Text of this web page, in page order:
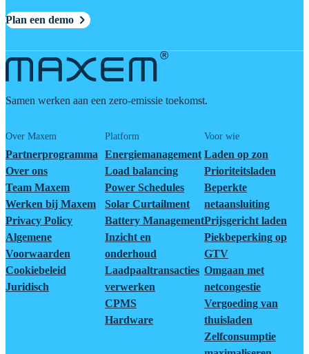
Plan een demo
Samen werken aan een zero-emissie toekomst.
Over Maxem
Partnerprogramma
Over ons
Team Maxem
Werken bij Maxem
Privacy Policy
Algemene
Voorwaarden
Cookiebeleid
Juridisch
Platform
Energiemanagement
Load balancing
Power Schedules
Solar Curtailment
Battery Management
Inzicht en
onderhoud
Laadpaaltransacties
verwerken
CPMS
Hardware
Voor wie
Laden op zon
Prioriteitsladen
Beperkte
netaansluiting
Prijsgericht laden
Piekbeperking op
GTV
Omgaan met
netcongestie
Vergoeding van
thuisladen
Zelfconsumptie